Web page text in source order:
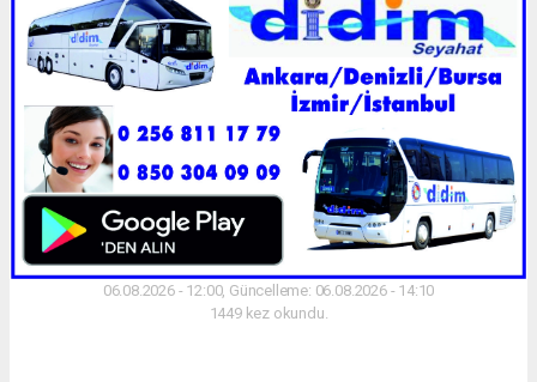
06.08.2026 - 12:00, Güncelleme: 06.08.2026 - 14:10
1449 kez okundu.